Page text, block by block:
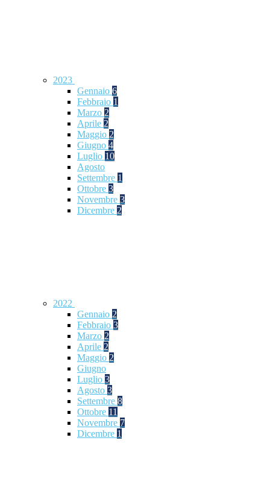
2023
Gennaio 6
Febbraio 1
Marzo 2
Aprile 2
Maggio 2
Giugno 4
Luglio 10
Agosto
Settembre 1
Ottobre 3
Novembre 3
Dicembre 2
2022
Gennaio 2
Febbraio 3
Marzo 2
Aprile 2
Maggio 2
Giugno
Luglio 3
Agosto 3
Settembre 8
Ottobre 11
Novembre 7
Dicembre 1